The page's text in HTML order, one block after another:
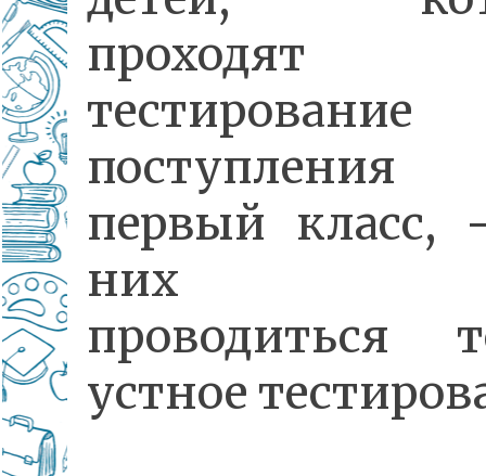
проходят
первый класс,
них
проводиться
устное